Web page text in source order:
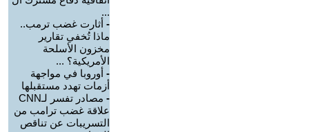
...
- أثارت غضب ترمب..
ماذا تُخفي تقارير
مخزون الأسلحة
الأمريكية؟ ...
- أوروبا في مواجهة
أزمات تهدد مستقبلها
-
مصادر تفسر لـCNN
علاقة غضب ترامب من
التسريبات عن تناقص